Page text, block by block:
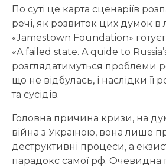
По суті це карта сценаріїв
речі, як розвиток цих думок в
«Jamestown Foundation»
«A failed state. A quide to
розглядатимуться проблеми
що не відбулась, і наслідки її
та сусідів.
Головна причина кризи, на
війна з Україною, вона лише
деструктивні процеси, а
парадокс самої рф. Очевидна